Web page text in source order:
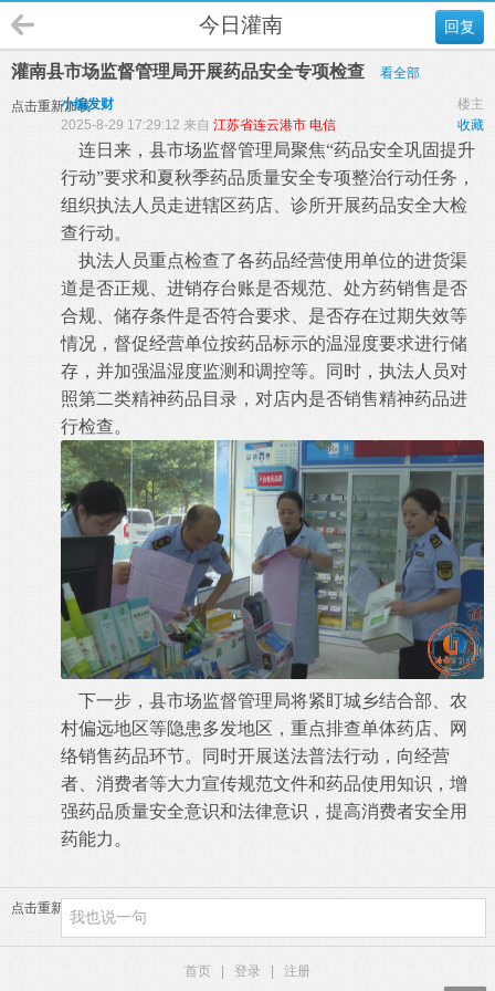
回复
今日灌南
灌南县市场监督管理局开展药品安全专项检查 看全部
点击重新加载 楼主
小编发财
收藏
2025-8-29 17:29:12 来自 江苏省连云港市 电信
连日来，县市场监督管理局聚焦“药品安全巩固提升
行动”要求和夏秋季药品质量安全专项整治行动任务，
组织执法人员走进辖区药店、诊所开展药品安全大检
查行动。
执法人员重点检查了各药品经营使用单位的进货渠
道是否正规、进销存台账是否规范、处方药销售是否
合规、储存条件是否符合要求、是否存在过期失效等
情况，督促经营单位按药品标示的温湿度要求进行储
存，并加强温湿度监测和调控等。同时，执法人员对
照第二类精神药品目录，对店内是否销售精神药品进
行检查。
下一步，县市场监督管理局将紧盯城乡结合部、农
村偏远地区等隐患多发地区，重点排查单体药店、网
络销售药品环节。同时开展送法普法行动，向经营
者、消费者等大力宣传规范文件和药品使用知识，增
强药品质量安全意识和法律意识，提高消费者安全用
药能力。
点击重新加载
首页 | 登录 |
注册